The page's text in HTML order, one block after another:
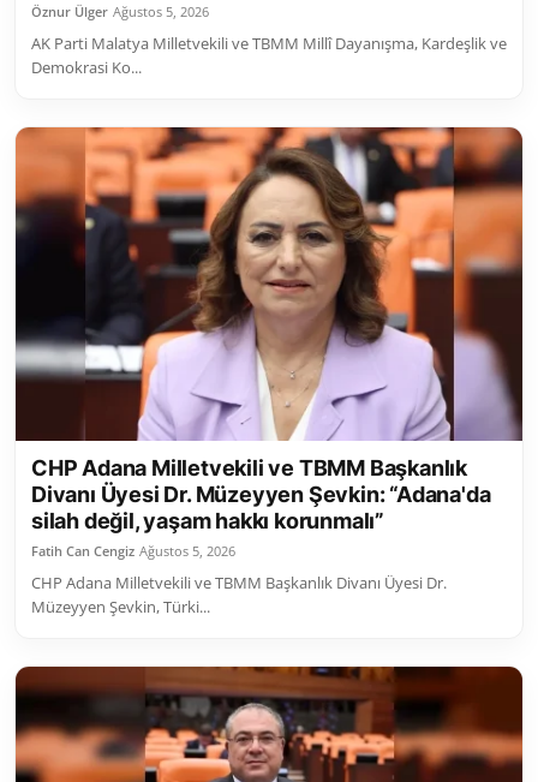
Öznur Ülger Ağustos 5, 2026
AK Parti Malatya Milletvekili ve TBMM Millî Dayanışma, Kardeşlik ve
Demokrasi Ko...
CHP Adana Milletvekili ve TBMM Başkanlık
Divanı Üyesi Dr. Müzeyyen Şevkin: “Adana'da
silah değil, yaşam hakkı korunmalı”
Fatih Can Cengiz Ağustos 5, 2026
CHP Adana Milletvekili ve TBMM Başkanlık Divanı Üyesi Dr.
Müzeyyen Şevkin, Türki...